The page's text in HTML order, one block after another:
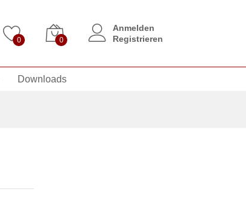
0 0
Anmelden
Registrieren
Downloads